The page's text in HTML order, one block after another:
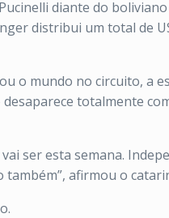
diante do
distribui um total de
o mundo no circuito, a
totalmente
ser esta semana.
afirmou o